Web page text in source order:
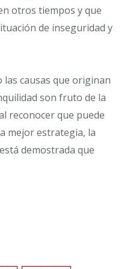
otros tiempos y que
de inseguridad y
las causas que originan
son fruto de la
reconocer que puede
mejor estrategia, la
demostrada que